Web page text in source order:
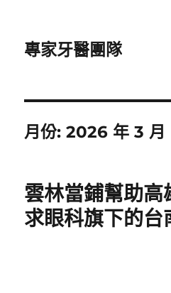
專家牙醫團隊
月份:2026 年 3 月
雲林當鋪幫助高
求眼科旗下的台